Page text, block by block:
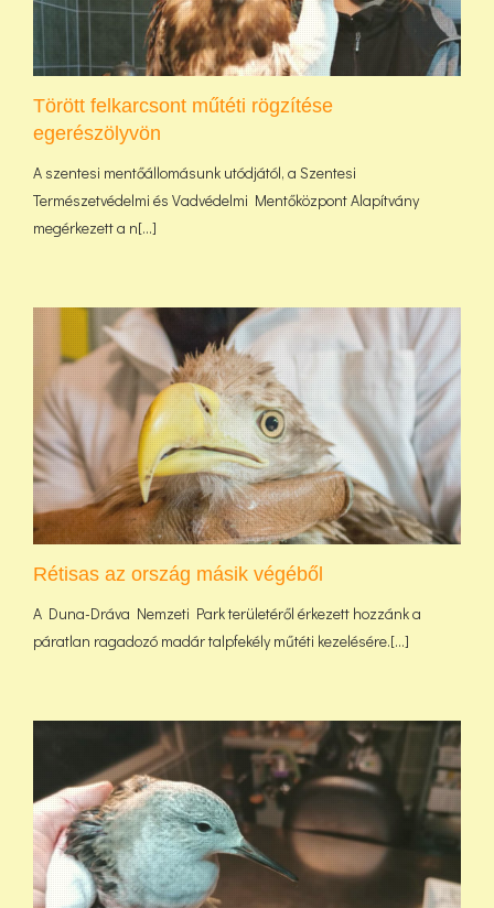
Törött felkarcsont műtéti rögzítése
egerészölyvön
A szentesi mentőállomásunk utódjától, a Szentesi
Természetvédelmi és Vadvédelmi Mentőközpont Alapítvány
megérkezett a n[...]
Rétisas az ország másik végéből
A Duna-Dráva Nemzeti Park területéről érkezett hozzánk a
páratlan ragadozó madár talpfekély műtéti kezelésére.[...]